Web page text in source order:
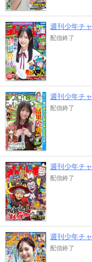
週刊少年チ
配信終了
週刊少年チ
配信終了
週刊少年チ
配信終了
週刊少年チ
配信終了